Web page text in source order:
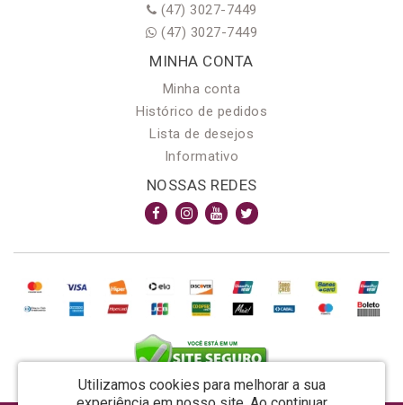
(47) 3027-7449
(47) 3027-7449
MINHA CONTA
Minha conta
Histórico de pedidos
Lista de desejos
Informativo
NOSSAS REDES
Utilizamos cookies para melhorar a sua